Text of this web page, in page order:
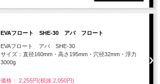
EVAフロート SHE-30 アバ フロート
EVAフロート アバ SHE-30
サイズ：直径160mm・高さ195mm・穴径32mm・浮力
3000g
価格： 2,255円(税抜 2,050円)